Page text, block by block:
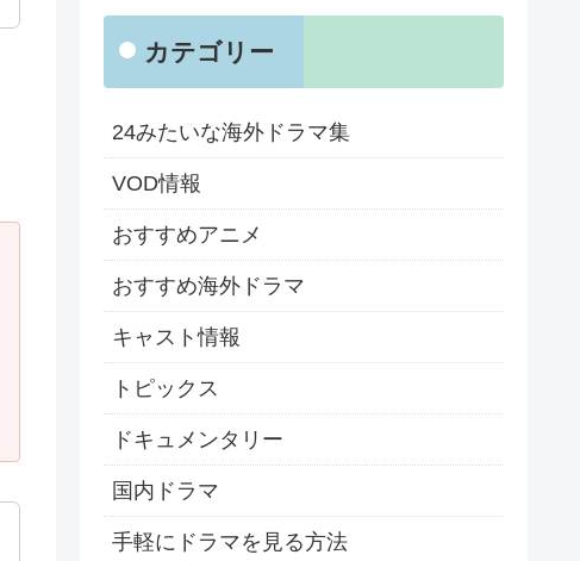
カテゴリー
24みたいな海外ドラマ集
VOD情報
おすすめアニメ
おすすめ海外ドラマ
キャスト情報
トピックス
ドキュメンタリー
国内ドラマ
手軽にドラマを見る方法